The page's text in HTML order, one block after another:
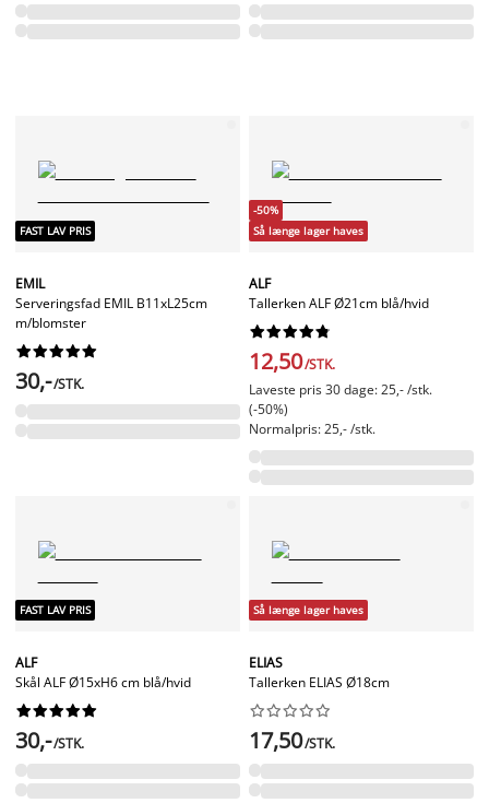
FAST LAV PRIS
EMIL
Serveringsfad EMIL B11xL25cm
m/blomster






30,-/STK.
-50%
Så længe lager haves
ALF
Tallerken ALF Ø21cm blå/hvid






12,50/STK.
Laveste pris 30 dage: 25,- /stk.
(-50%)
Normalpris: 25,- /stk.
FAST LAV PRIS
ALF
Skål ALF Ø15xH6 cm blå/hvid






30,-/STK.
Så længe lager haves
ELIAS
Tallerken ELIAS Ø18cm






17,50/STK.